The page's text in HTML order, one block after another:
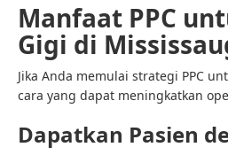
Manfaat PPC
Gigi di
Jika Anda memulai strategi PPC
cara yang dapat meningkatkan
Dapatkan Pasien